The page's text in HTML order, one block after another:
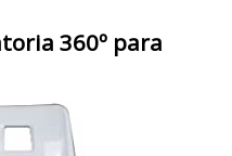
360º para